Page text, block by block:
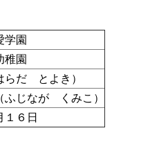
学園
稚園
だ とよき）
じなが くみこ）
１６日